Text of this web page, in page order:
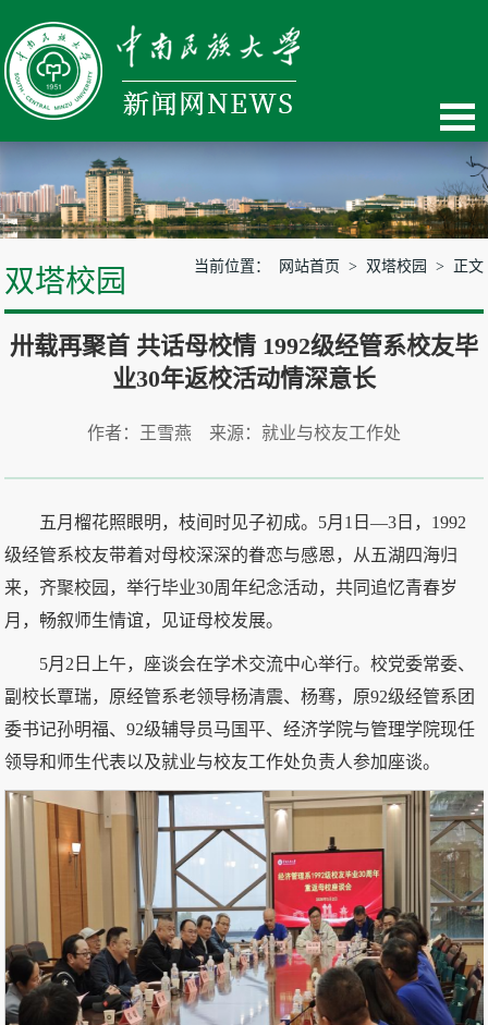
双塔校园 当前位置： 网站首页 > 双塔校园 > 正文
卅载再聚首 共话母校情 1992级经管系校友毕
业30年返校活动情深意长
作者：王雪燕 来源：就业与校友工作处
五月榴花照眼明，枝间时见子初成。5月1日—3日，1992
级经管系校友带着对母校深深的眷恋与感恩，从五湖四海归
来，齐聚校园，举行毕业30周年纪念活动，共同追忆青春岁
月，畅叙师生情谊，见证母校发展。
5月2日上午，座谈会在学术交流中心举行。校党委常委、
副校长覃瑞，原经管系老领导杨清震、杨骞，原92级经管系团
委书记孙明福、92级辅导员马国平、经济学院与管理学院现任
领导和师生代表以及就业与校友工作处负责人参加座谈。